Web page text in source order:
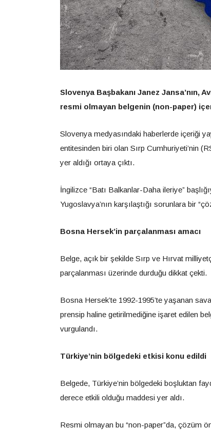
Slovenya Başbakanı Janez Jansa’nın,
resmi olmayan belgenin (non-paper)
Slovenya medyasındaki haberlerde içeriği
entitesinden biri olan Sırp Cumhuriyeti’nin
yer aldığı ortaya çıktı.
İngilizce “Batı Balkanlar-Daha ileriye”
Yugoslavya’nın karşılaştığı sorunlara bir
Bosna Hersek’in parçalanması amacı
Belge, açık bir şekilde Sırp ve Hırvat
parçalanması üzerinde durduğu dikkat çekti.
Bosna Hersek’te 1992-1995’te yaşanan
prensip haline getirilmediğine işaret edilen
vurgulandı.
Türkiye’nin bölgedeki etkisi konu edildi
Belgede, Türkiye’nin bölgedeki boşluktan
derece etkili olduğu maddesi yer aldı.
Resmi olmayan bu “non-paper”da, çözüm